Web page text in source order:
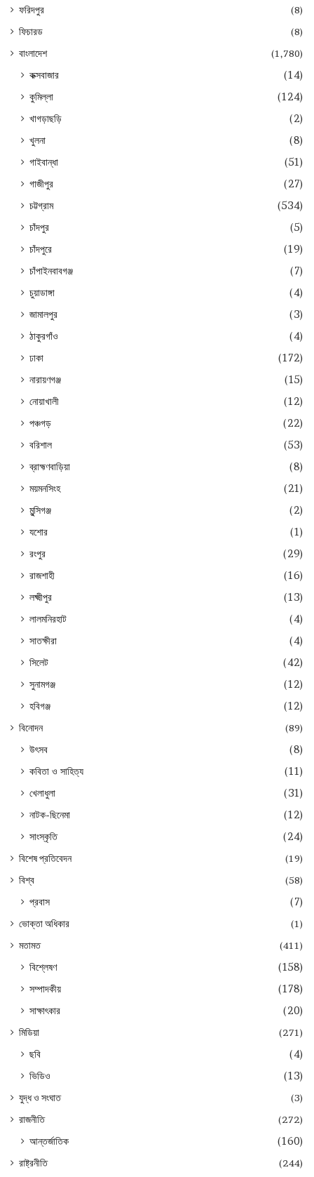
ফরিদপুর
(8)
ফিচারড
(8)
বাংলাদেশ
(1,780)
কক্সবাজার
(14)
কুমিল্লা
(124)
খাগড়াছড়ি
(2)
খুলনা
(8)
গাইবান্ধা
(51)
গাজীপুর
(27)
চট্টগ্রাম
(534)
চাঁদপুর
(5)
চাঁদপুরে
(19)
চাঁপাইনবাবগঞ্জ
(7)
চুয়াডাঙ্গা
(4)
জামালপুর
(3)
ঠাকুরগাঁও
(4)
ঢাকা
(172)
নারায়ণগঞ্জ
(15)
নোয়াখালী
(12)
পঞ্চগড়
(22)
বরিশাল
(53)
ব্রাহ্মণবাড়িয়া
(8)
ময়মনসিংহ
(21)
মুন্সিগঞ্জ
(2)
যশোর
(1)
রংপুর
(29)
রাজশাহী
(16)
লক্ষ্মীপুর
(13)
লালমনিরহাট
(4)
সাতক্ষীরা
(4)
সিলেট
(42)
সুনামগঞ্জ
(12)
হবিগঞ্জ
(12)
বিনোদন (89)
উৎসব
(8)
কবিতা ও সাহিত্য
(11)
খেলাধুলা
(31)
নাটক-ছিনেমা
(12)
সাংস্কৃতি
(24)
বিশেষ প্রতিবেদন
(19)
বিশ্ব
(58)
প্রবাস (7)
ভোক্তা অধিকার
(1)
মতামত
(411)
বিশ্লেষণ
(158)
সম্পাদকীয়
(178)
সাক্ষাৎকার
(20)
মিডিয়া (271)
ছবি
(4)
ভিডিও
(13)
যুদ্ধ ও সংঘাত
(3)
রাজনীতি
(272)
আন্তর্জাতিক (160)
রাষ্ট্রনীতি (244)